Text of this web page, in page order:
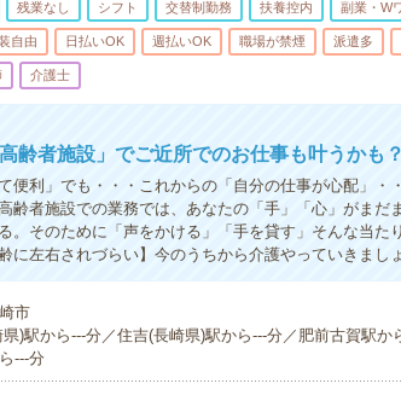
残業なし シフト 交替制勤務 扶養控内 副業・W
自由 日払いOK 週払いOK 職場が禁煙 派遣多
介護士
齢者施設」でご近所でのお仕事も叶うかも
便利」でも・・・これからの「自分の仕事が心配」・
齢者施設での業務では、あなたの「手」「心」がまだ
。そのために「声をかける」「手を貸す」そんな当た
に左右されづらい】今のうちから介護やっていきまし
市
)駅から---分／住吉(長崎県)駅から---分／肥前古賀駅か
---分